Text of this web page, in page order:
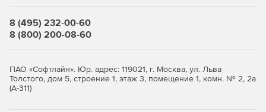
Яндекс.Почты, а также данные любого Web-сервера
почты по протоколу IMAP. Данные почтовых клиентов
Копирование сайтов и FTP-серверов
8 (495) 232-00-60
8 (800) 200-08-60
ПАО «Софтлайн». Юр. адрес: 119021, г. Москва, ул. Льва
Толстого, дом 5, строение 1, этаж 3, помещение 1, комн. № 2, 2а
(А-311)